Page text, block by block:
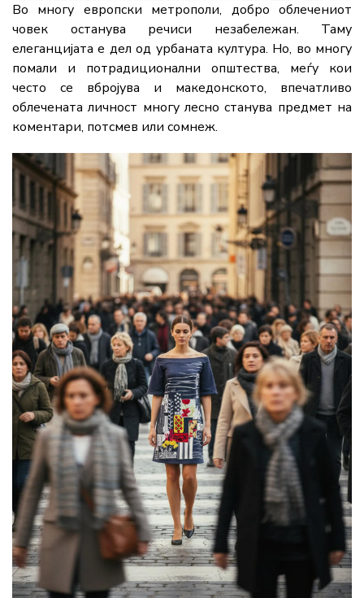
Во многу европски метрополи, добро облечениот
човек останува речиси незабележан. Таму
елеганцијата е дел од урбаната култура. Но, во многу
помали и потрадиционални општества, меѓу кои
често се вбројува и македонското, впечатливо
облечената личност многу лесно станува предмет на
коментари, потсмев или сомнеж.